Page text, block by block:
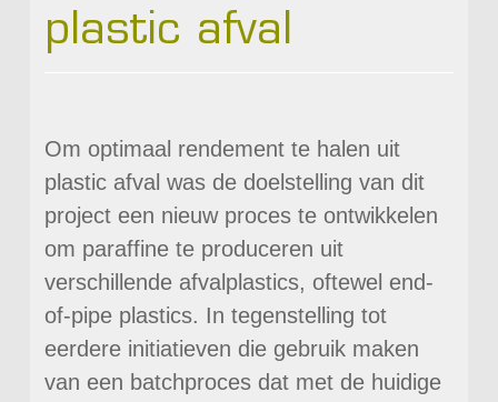
plastic afval
Om optimaal rendement te halen uit
plastic afval was de doelstelling van dit
project een nieuw proces te ontwikkelen
om paraffine te produceren uit
verschillende afvalplastics, oftewel end-
of-pipe plastics. In tegenstelling tot
eerdere initiatieven die gebruik maken
van een batchproces dat met de huidige